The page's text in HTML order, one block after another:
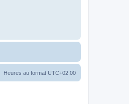
Heures au format UTC+02:00